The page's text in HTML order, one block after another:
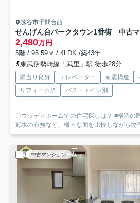
越谷市千間台西
せんげん台パークタウン1番街 中古
2,480万円
5階 / 95.59㎡ / 4LDK /築43年
東武伊勢崎線「武里」駅 徒歩28分
陽当り良好 エレベーター 耐震構造
リフォーム済
バス・トイレ別
〇ウッディホームでの住宅探しは？ ■構造の耐震性や地盤の良し悪し、
冠水の有無など、様々な面を比較しながら物
中古マンション